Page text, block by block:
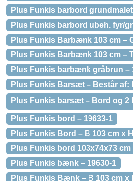
Plus Funkis barbord
Plus Funkis barbord ubeh. fyr/
Plus Funkis Barbænk 103 cm –
Plus Funkis Barbænk 103 cm –
Plus Funkis barbænk gråbrun –
Plus Funkis Barsæt – Består
Plus Funkis barsæt – Bord og 2
Plus Funkis bord – 19633-1
Plus Funkis Bord – B 103 cm x
Plus Funkis bord 103x74x73
Plus Funkis bænk – 19630-1
Plus Funkis Bænk – B 103 cm x